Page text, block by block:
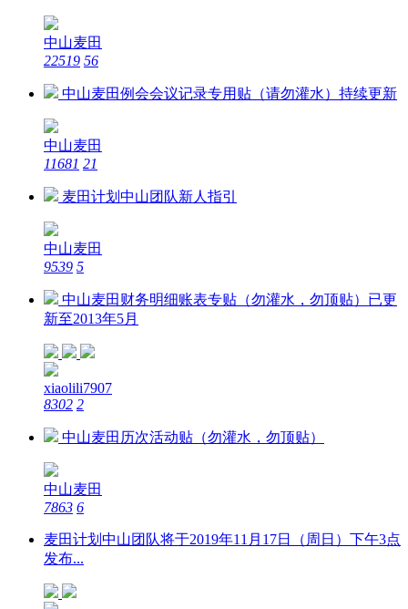
中山麦田
22519 56
中山麦田例会会议记录专用贴（请勿灌水）持续更新
中山麦田
11681 21
麦田计划中山团队新人指引
中山麦田
9539 5
中山麦田财务明细账表专贴（勿灌水，勿顶贴）已更
新至2013年5月
xiaolili7907
8302 2
中山麦田历次活动贴（勿灌水，勿顶贴）
中山麦田
7863 6
麦田计划中山团队将于2019年11月17日（周日）下午3点
发布...